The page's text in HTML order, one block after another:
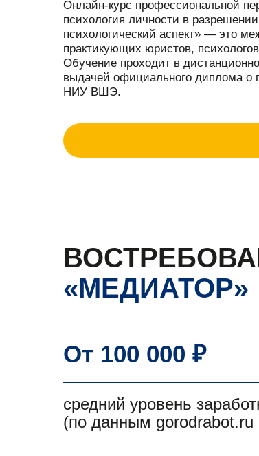
Онлайн-курс профессиональной
психология личности в
психологический аспект» — это
практикующих юристов,
Обучение проходит в
выдачей официального диплома о
НИУ ВШЭ.
«МЕДИАТОР»
От 100 000 ₽
средний уровень
(по данным gorodrabot.ru